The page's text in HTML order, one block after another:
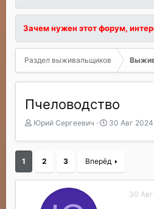
Зачем нужен этот форум,
Раздел выживальщиков
Пчеловодство
А
т
Юрий Сергеевич
Д
т
н
30 Авг 2024
1 2 3 Вперёд
30